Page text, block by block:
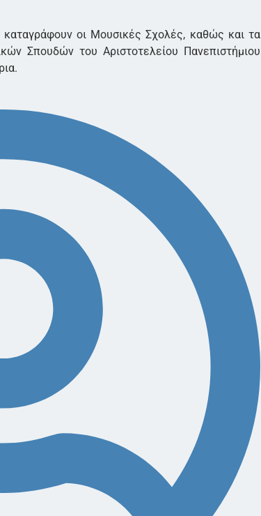
οι Μουσικές Σχολές, καθώς και τα
Σπουδών του Αριστοτελείου Πανεπιστήμιου